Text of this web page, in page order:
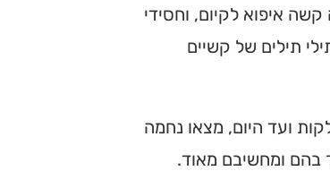
איפוא לקיום, וחסידי
תילים של קשיים
ועד היום, מצאו נחמה
בהם ומחשיבם מאוד.